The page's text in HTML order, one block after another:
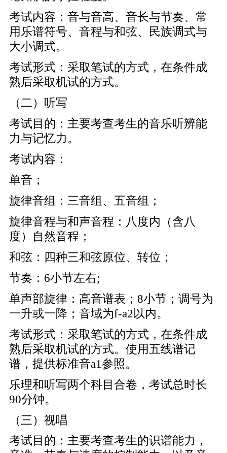
考试内容：音与音高、音长与节奏、常
用乐谱符号、音程与和弦、民族调式与
大小调式。
考试形式：采取笔试的方式，在条件成
熟后采取机试的方式。
（二）听写
考试目的：主要考查考生的音乐听辨能
力与记忆力。
考试内容：
单音；
旋律音组：三音组、五音组；
旋律音程与和声音程：八度内（含八
度）自然音程；
和弦：四种三和弦原位、转位；
节奏：6小节左右;
单声部旋律：高音谱表；8小节；调号为
一升或一降；音域为f-a2以内。
考试形式：采取笔试的方式，在条件成
熟后采取机试的方式。使用五线谱记
谱，提供标准音a1参照。
乐理和听写两个科目合卷，考试总时长
90分钟。
（三）视唱
考试目的：主要考查考生的识谱能力，